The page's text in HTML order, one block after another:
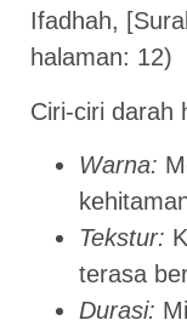
Ifadhah,
halaman: 12)
Ciri-ciri darah
Warna:
Tekstur:
terasa
Durasi: